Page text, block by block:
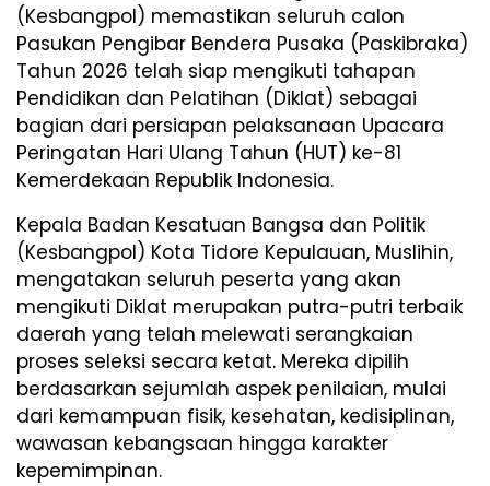
(Kesbangpol) memastikan seluruh calon
Pasukan Pengibar Bendera Pusaka (Paskibraka)
Tahun 2026 telah siap mengikuti tahapan
Pendidikan dan Pelatihan (Diklat) sebagai
bagian dari persiapan pelaksanaan Upacara
Peringatan Hari Ulang Tahun (HUT) ke-81
Kemerdekaan Republik Indonesia.
Kepala Badan Kesatuan Bangsa dan Politik
(Kesbangpol) Kota Tidore Kepulauan, Muslihin,
mengatakan seluruh peserta yang akan
mengikuti Diklat merupakan putra-putri terbaik
daerah yang telah melewati serangkaian
proses seleksi secara ketat. Mereka dipilih
berdasarkan sejumlah aspek penilaian, mulai
dari kemampuan fisik, kesehatan, kedisiplinan,
wawasan kebangsaan hingga karakter
kepemimpinan.